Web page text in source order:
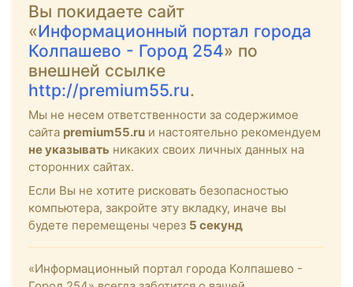
Вы покидаете сайт
«Информационный портал города
Колпашево - Город 254» по
внешней ссылке
http://premium55.ru.
Мы не несем ответственности за содержимое
сайта premium55.ru и настоятельно рекомендуем
не указывать никаких своих личных данных на
сторонних сайтах.
Если Вы не хотите рисковать безопасностью
компьютера, закройте эту вкладку, иначе вы
будете перемещены через 4 секунд
«Информационный портал города Колпашево -